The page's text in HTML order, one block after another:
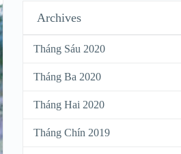
Archives
Tháng Sáu 2020
Tháng Ba 2020
Tháng Hai 2020
Tháng Chín 2019